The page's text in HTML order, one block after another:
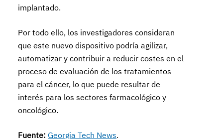
implantado.
Por todo ello, los investigadores consideran
que este nuevo dispositivo podría agilizar,
automatizar y contribuir a reducir costes en el
proceso de evaluación de los tratamientos
para el cáncer, lo que puede resultar de
interés para los sectores farmacológico y
oncológico.
Fuente: Georgia Tech News.